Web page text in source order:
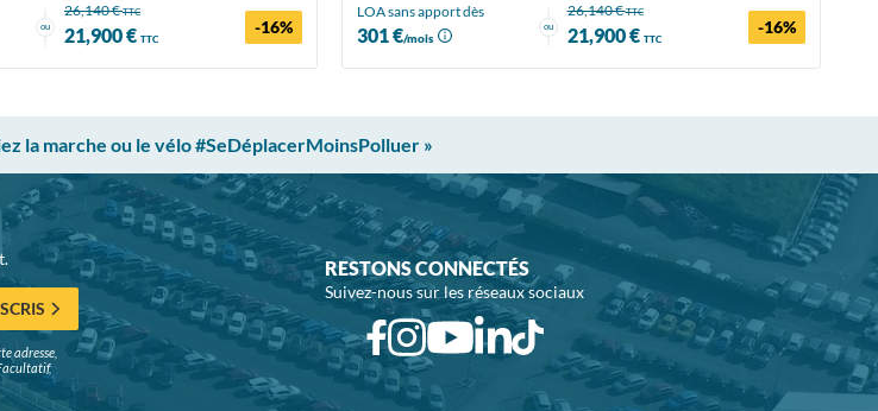
ou
26,140 €TTC
21,900 € TTC
-16%
LOA sans apport dès
301 €/mois
ou
26,140 €TTC
21,900 € TTC
-16%
la marche ou le vélo #SeDéplacerMoinsPolluer »
adresse,
RESTONS CONNECTÉS
Suivez-nous sur les réseaux sociaux